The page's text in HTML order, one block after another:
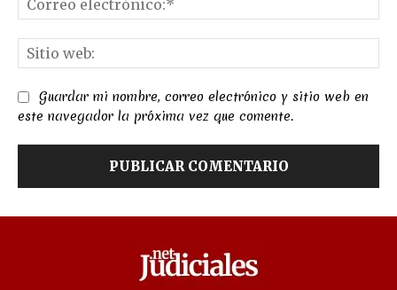
Guardar mi nombre, correo electrónico y sitio web en
este navegador la próxima vez que comente.